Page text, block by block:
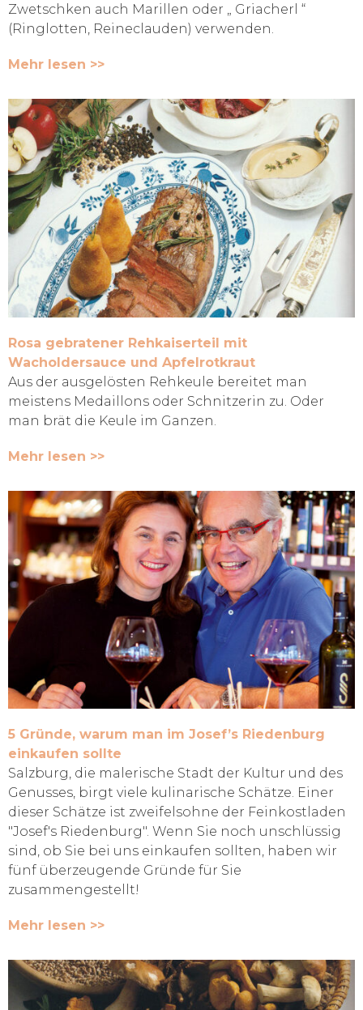
Zwetschken auch Marillen oder „ Griacherl “
(Ringlotten, Reineclauden) verwenden.
Mehr lesen >>
Rosa gebratener Rehkaiserteil mit
Wacholdersauce und Apfelrotkraut
Aus der ausgelösten Rehkeule bereitet man
meistens Medaillons oder Schnitzerin zu. Oder
man brät die Keule im Ganzen.
Mehr lesen >>
5 Gründe, warum man im Josef’s Riedenburg
einkaufen sollte
Salzburg, die malerische Stadt der Kultur und des
Genusses, birgt viele kulinarische Schätze. Einer
dieser Schätze ist zweifelsohne der Feinkostladen
"Josef's Riedenburg". Wenn Sie noch unschlüssig
sind, ob Sie bei uns einkaufen sollten, haben wir
fünf überzeugende Gründe für Sie
zusammengestellt!
Mehr lesen >>